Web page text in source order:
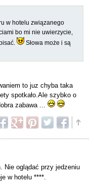
w hotelu związanego
bo mi nie uwierzycie,
Słowa może i są
to juz chyba taka
spotkało.Ale szybko o
zabawa ...
Nie oglądać przy jedzeniu
w hotelu ****.